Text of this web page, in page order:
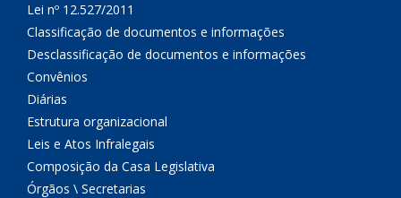
Lei nº 12.527/2011
Classificação de documentos e informações
Desclassificação de documentos e informações
Convênios
Diárias
Estrutura organizacional
Leis e Atos Infralegais
Composição da Casa Legislativa
Órgãos \ Secretarias